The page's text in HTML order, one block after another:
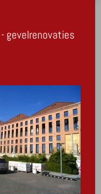
gevelrenovaties